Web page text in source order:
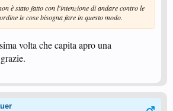
è stato fatto con l'intenzione di andare contro le
le cose bisogna fare in questo modo.
volta che capita apro una